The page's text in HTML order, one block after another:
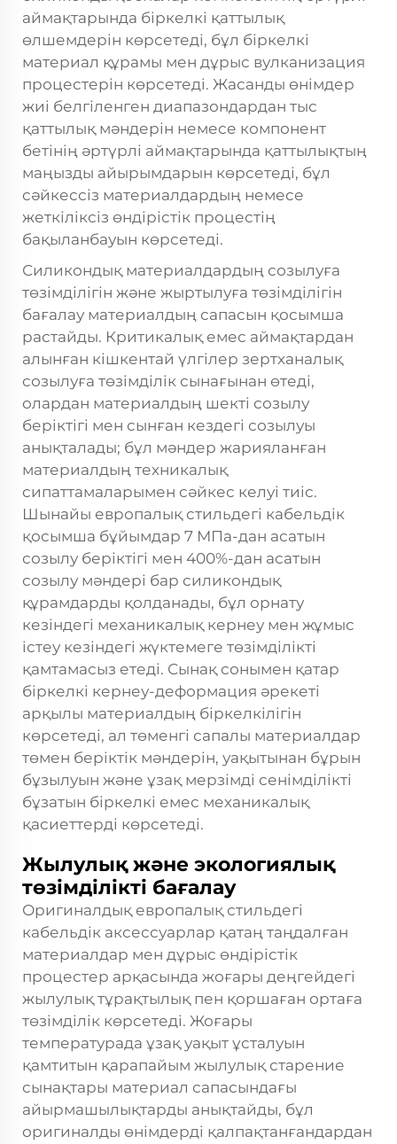
аймақтарында біркелкі қаттылық
өлшемдерін көрсетеді, бұл біркелкі
материал құрамы мен дұрыс вулканизация
процестерін көрсетеді. Жасанды өнімдер
жиі белгіленген диапазондардан тыс
қаттылық мәндерін немесе компонент
бетінің әртүрлі аймақтарында қаттылықтың
маңызды айырымдарын көрсетеді, бұл
сәйкессіз материалдардың немесе
жеткіліксіз өндірістік процестің
бақыланбауын көрсетеді.
Силикондық материалдардың созылуға
төзімділігін және жыртылуға төзімділігін
бағалау материалдың сапасын қосымша
растайды. Критикалық емес аймақтардан
алынған кішкентай үлгілер зертханалық
созылуға төзімділік сынағынан өтеді,
олардан материалдың шекті созылу
беріктігі мен сынған кездегі созылуы
анықталады; бұл мәндер жарияланған
материалдың техникалық
сипаттамаларымен сәйкес келуі тиіс.
Шынайы европалық стильдегі кабельдік
қосымша бұйымдар 7 МПа-дан асатын
созылу беріктігі мен 400%-дан асатын
созылу мәндері бар силикондық
құрамдарды қолданады, бұл орнату
кезіндегі механикалық кернеу мен жұмыс
істеу кезіндегі жүктемеге төзімділікті
қамтамасыз етеді. Сынақ сонымен қатар
біркелкі кернеу-деформация әрекеті
арқылы материалдың біркелкілігін
көрсетеді, ал төменгі сапалы материалдар
төмен беріктік мәндерін, уақытынан бұрын
бұзылуын және ұзақ мерзімді сенімділікті
бұзатын біркелкі емес механикалық
қасиеттерді көрсетеді.
Жылулық және экологиялық
төзімділікті бағалау
Оригиналдық европалық стильдегі
кабельдік аксессуарлар қатаң таңдалған
материалдар мен дұрыс өндірістік
процестер арқасында жоғары деңгейдегі
жылулық тұрақтылық пен қоршаған ортаға
төзімділік көрсетеді. Жоғары
температурада ұзақ уақыт ұсталуын
қамтитын қарапайым жылулық старение
сынақтары материал сапасындағы
айырмашылықтарды анықтайды, бұл
оригиналды өнімдерді қалпақтанғандардан